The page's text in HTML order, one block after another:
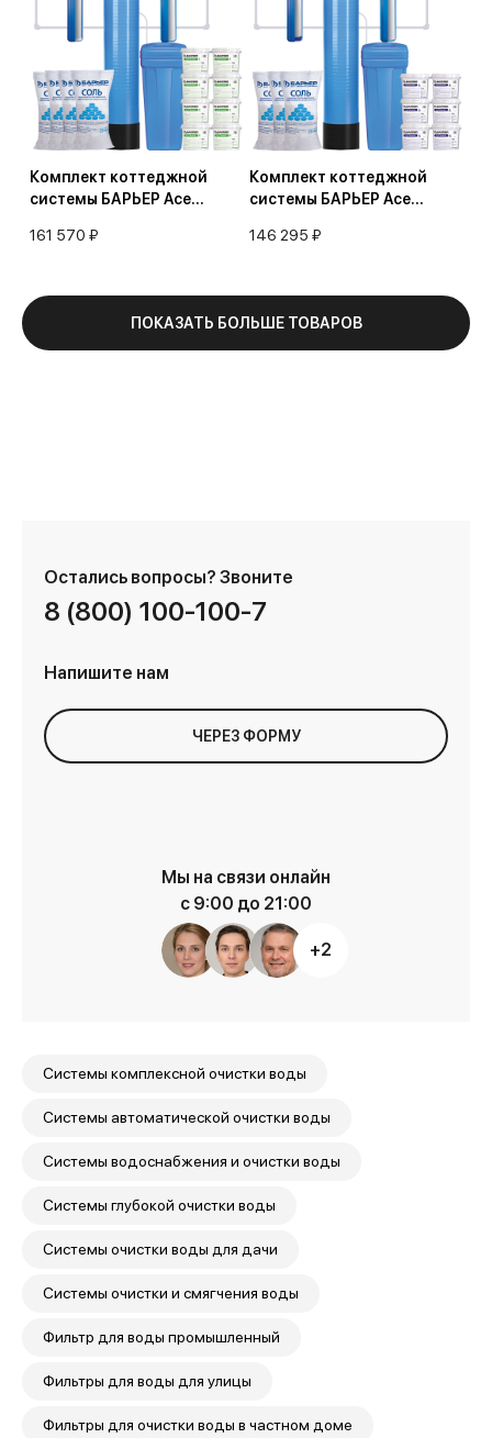
Комплект коттеджной
системы БАРЬЕР Ace
(обезжелезивание и
161 570 ₽
Комплект коттеджной
системы БАРЬЕР Ace
(обезжелезивание и
146 295 ₽
ПОКАЗАТЬ БОЛЬШЕ ТОВАРОВ
Остались вопросы? Звоните
8 (800) 100-100-7
Напишите нам
ЧЕРЕЗ ФОРМУ
Мы на связи онлайн
с 9:00 до 21:00
+2
Cистемы комплексной очистки воды
Системы автоматической очистки воды
Системы водоснабжения и очистки воды
Системы глубокой очистки воды
Системы очистки воды для дачи
Системы очистки и смягчения воды
Фильтр для воды промышленный
Фильтры для воды для улицы
Фильтры для очистки воды в частном доме